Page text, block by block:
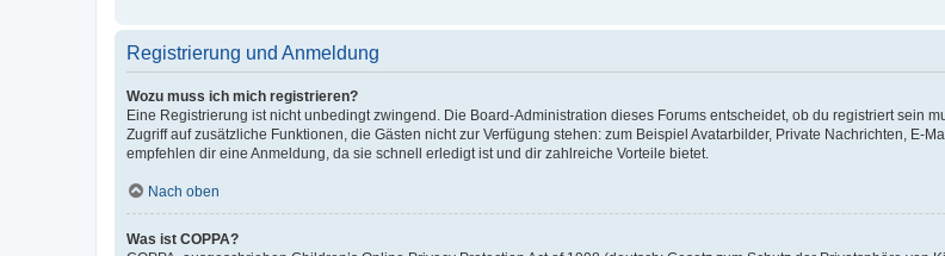
Registrierung und Anmeldung
Wozu muss ich mich registrieren?
Eine Registrierung ist nicht unbedingt zwingend. Die Board-Administration dieses Forums entscheidet, ob du registriert sein
Zugriff auf zusätzliche Funktionen, die Gästen nicht zur Verfügung stehen: zum Beispiel Avatarbilder, Private Nachrichten, E-
empfehlen dir eine Anmeldung, da sie schnell erledigt ist und dir zahlreiche Vorteile bietet.
Nach oben
Was ist COPPA?